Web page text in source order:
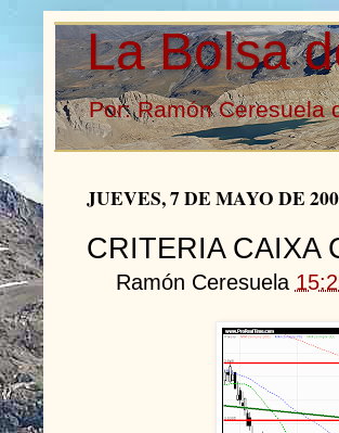
La Bolsa
Por: Ramón Ceresuela
JUEVES, 7 DE MAYO DE
CRITERIA CAIXA
Ramón Ceresuela